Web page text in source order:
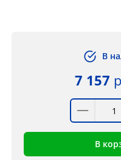
В
7 157
В